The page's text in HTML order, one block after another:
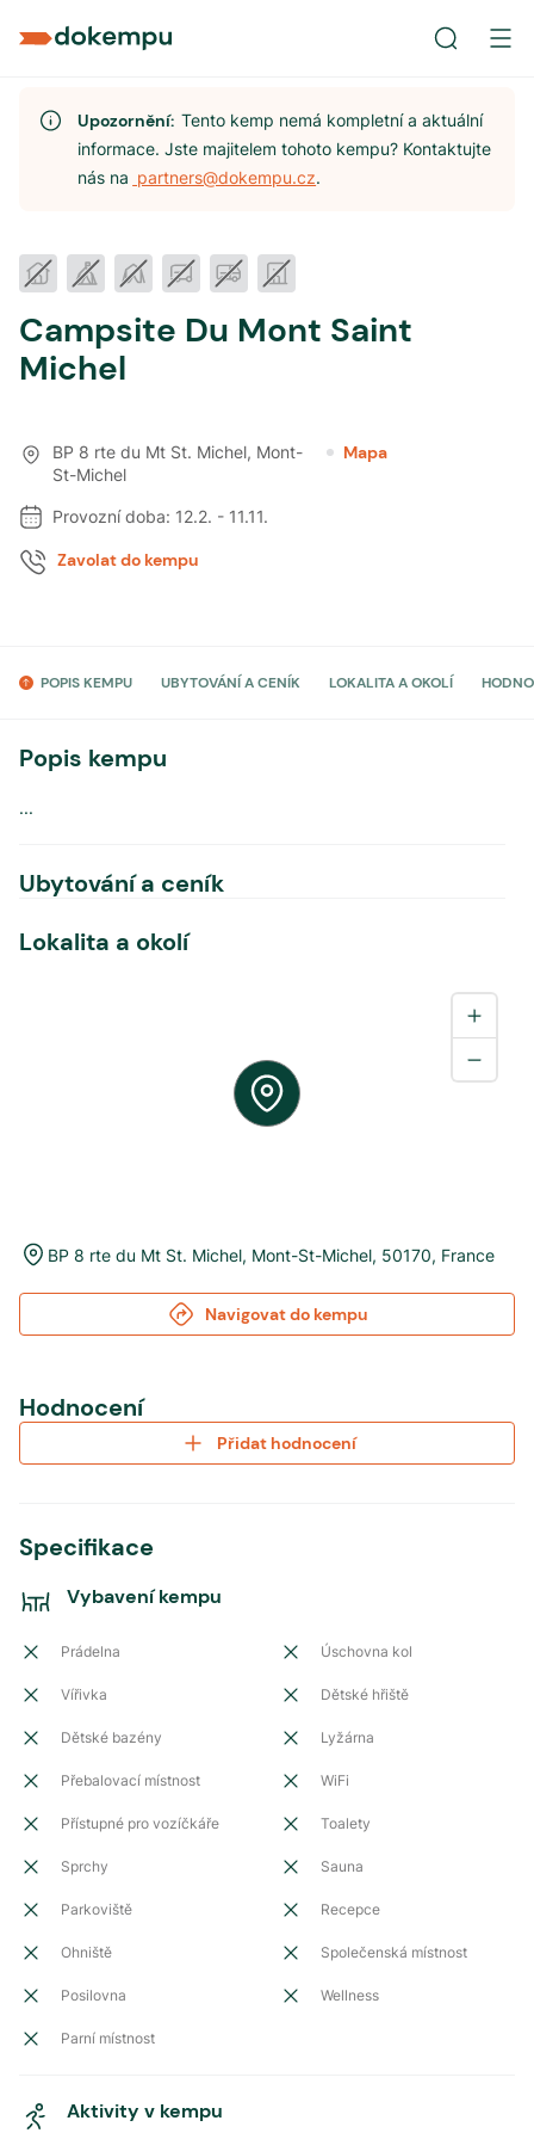
Upozornění:Tento kemp nemá kompletní a aktuální
informace. Jste majitelem tohoto kempu? Kontaktujte
nás na partners@dokempu.cz.
Campsite Du Mont Saint
Michel
BP 8 rte du Mt St. Michel, Mont-
St-Michel
Mapa
Provozní doba: 12.2. - 11.11.
Zavolat do kempu
POPIS KEMPU UBYTOVÁNÍ A CENÍK LOKALITA A OKOLÍ
Popis kempu
...
Ubytování a ceník
Lokalita a okolí
BP 8 rte du Mt St. Michel, Mont-St-Michel, 50170, France
Navigovat do kempu
Hodnocení
Přidat hodnocení
Specifikace
Vybavení kempu
Prádelna Úschovna kol
Vířivka Dětské hřiště
Dětské bazény Lyžárna
Přebalovací místnost WiFi
Přístupné pro vozíčkáře Toalety
Sprchy Sauna
Parkoviště Recepce
Ohniště Společenská místnost
Posilovna Wellness
Parní místnost
Aktivity v kempu